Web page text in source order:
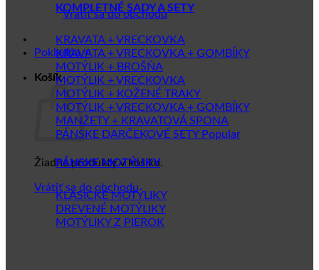
Vrátiť sa do obchodu
Pokladňa +
Košík
Žiadne produkty v košíku.
Vrátiť sa do obchodu
KOMPLETNÉ SADY A SETY
KRAVATA + VRECKOVKA
KRAVATA + VRECKOVKA + GOMBÍKY
MOTÝLIK + BROŠŇA
MOTÝLIK + VRECKOVKA
MOTÝLIK + KOŽENÉ TRAKY
MOTÝLIK + VRECKOVKA + GOMBÍKY
MANŽETY + KRAVATOVÁ SPONA
PÁNSKE DARČEKOVÉ SETY
PÁNSKE MOTÝLIKY
KLASICKÉ MOTÝLIKY
DREVENÉ MOTÝLIKY
MOTÝLIKY Z PIEROK